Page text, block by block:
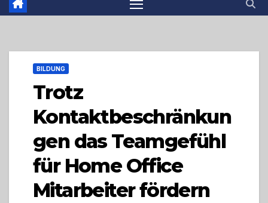
BILDUNG
Trotz
Kontaktbeschränkun
gen das Teamgefühl
für Home Office
Mitarbeiter fördern